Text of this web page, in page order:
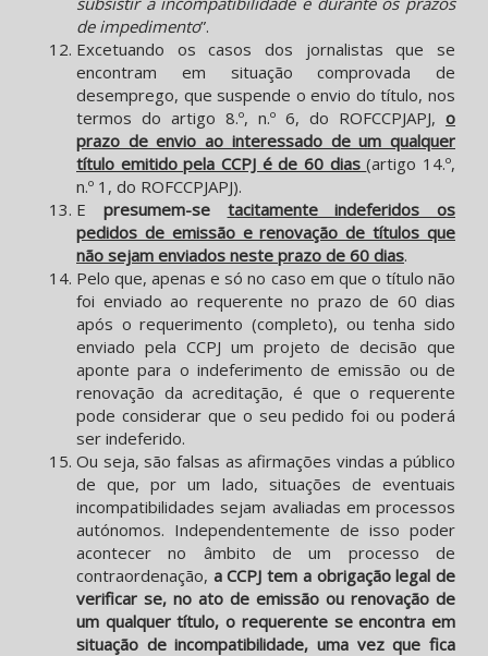
de impedimento”.
Excetuando os casos dos jornalistas que se
encontram em situação comprovada de
desemprego, que suspende o envio do título, nos
termos do artigo 8.º, n.º 6, do ROFCCPJAPJ, o
prazo de envio ao interessado de um qualquer
título emitido pela CCPJ é de 60 dias(artigo 14.º,
n.º 1, do ROFCCPJAPJ).
E presumem-se tacitamente indeferidos os
pedidos de emissão e renovação de títulos que
não sejam enviados neste prazo de 60 dias.
Pelo que, apenas e só no caso em que o título não
foi enviado ao requerente no prazo de 60 dias
após o requerimento (completo), ou tenha sido
enviado pela CCPJ um projeto de decisão que
aponte para o indeferimento de emissão ou de
renovação da acreditação, é que o requerente
pode considerar que o seu pedido foi ou poderá
ser indeferido.
Ou seja, são falsas as afirmações vindas a público
de que, por um lado, situações de eventuais
incompatibilidades sejam avaliadas em processos
autónomos. Independentemente de isso poder
acontecer no âmbito de um processo de
contraordenação, a CCPJ tem a obrigação legal de
verificar se, no ato de emissão ou renovação de
um qualquer título, o requerente se encontra em
situação de incompatibilidade, uma vez que fica